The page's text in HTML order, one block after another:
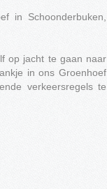
in Schoonderbuken,
op jacht te gaan naar
in ons Groenhoef
verkeersregels te